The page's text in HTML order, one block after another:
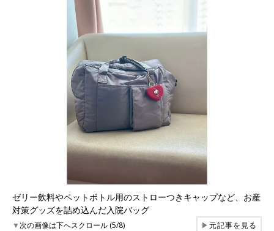
ゼリー飲料やペットボトル用のストローつきキャップなど、お産
対策グッズを詰め込んだ入院バッグ
▼次の画像は下へスクロール (5/8) ▶元記事を見る